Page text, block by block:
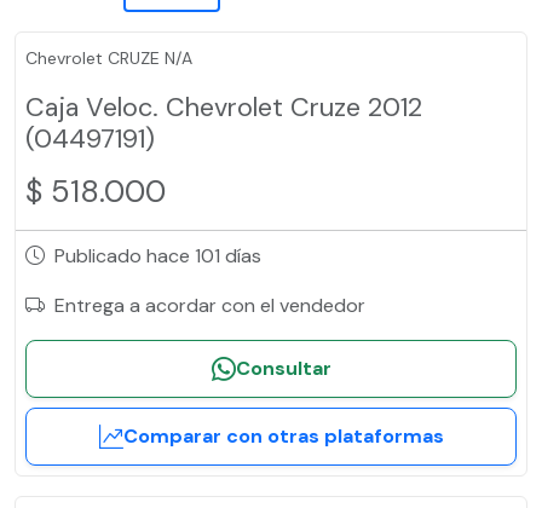
Chevrolet CRUZE N/A
Caja Veloc. Chevrolet Cruze 2012
(04497191)
$ 518.000
Publicado hace 101 días
Entrega a acordar con el vendedor
Consultar
Comparar con otras plataformas